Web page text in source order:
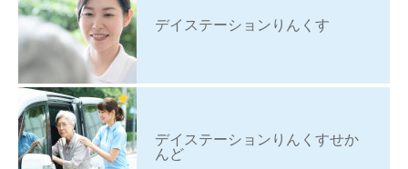
デイステーションりんくす
デイステーションりんくすせか
んど